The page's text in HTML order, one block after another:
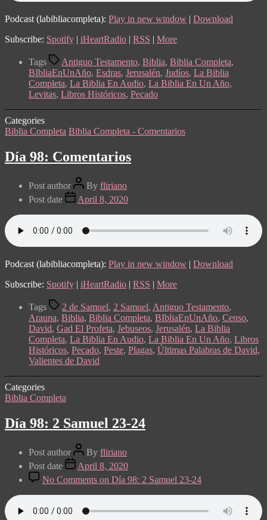
Podcast (labibliacompleta): Play in new window | Download
Subscribe: Spotify | iHeartRadio | RSS | More
Tags Antiguo Testamento, Biblia, Biblia Completa,
BIbliaEnUnAño, Esdras, Jerusalén, Judíos, La Biblia
Completa, La Biblia En Audio, La Biblia En Un Año,
Levitas, Libros Históricos, Pecado
Categories
Biblia Completa Biblia Completa - Comentarios
Día 98: Comentarios
Post author By fliriano
Post date
April 8, 2020
Podcast (labibliacompleta): Play in new window | Download
Subscribe: Spotify | iHeartRadio | RSS | More
Tags 2 de Samuel, 2 Samuel, Antiguo Testamento,
Arauna, Biblia, Biblia Completa, BIbliaEnUnAño, Censo,
David, Gad El Profeta, Jebuseos, Jerusalén, La Biblia
Completa, La Biblia En Audio, La Biblia En Un Año, Libros
Históricos, Pecado, Peste, Plagas, Últimas Palabras de David,
Valientes de David
Categories
Biblia Completa
Día 98: 2 Samuel 23-24
Post author By fliriano
Post date
April 8, 2020
No Comments on Día 98: 2 Samuel 23-24